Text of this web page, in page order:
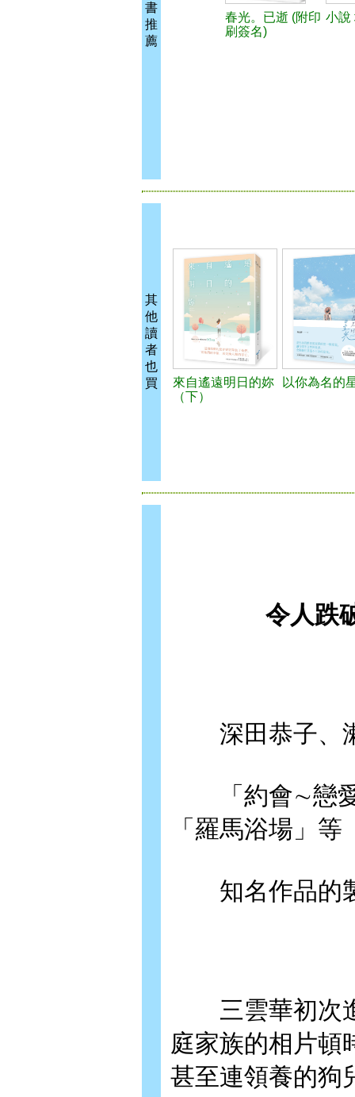
書
推
薦
春光。已逝 (附印
刷簽名)
小說
其
他
讀
者
也
買
來自遙遠明日的妳
（下）
以你為名的
令人跌
深田恭子、瀨
「約會∼戀愛
「羅馬浴場」等
知名作品的製
三雲華初次進
庭家族的相片頓
甚至連領養的狗